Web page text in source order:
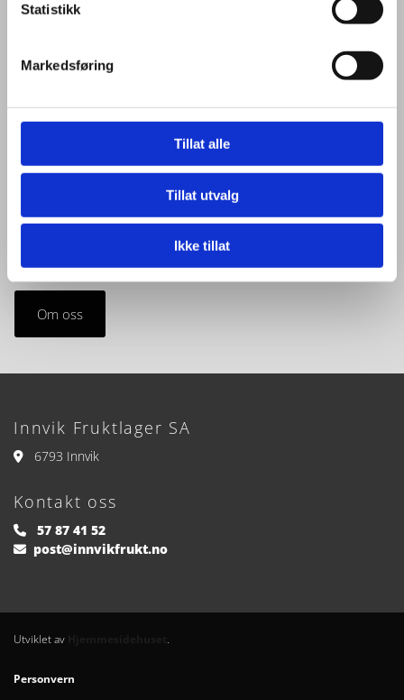
Statistikk
Markedsføring
Tillat alle
Tillat utvalg
Ikke tillat
er ein medlemseigd samvirkeorganisasjon som har som
hovudoppgåve å ta imot og omsette frukt, bær og grønt frå
våre produsentar.
Om oss
Innvik Fruktlager SA
 6793 Innvik
Kontakt oss
 57 87 41 52
 post@innvikfrukt.no
Utviklet av .
Personvern